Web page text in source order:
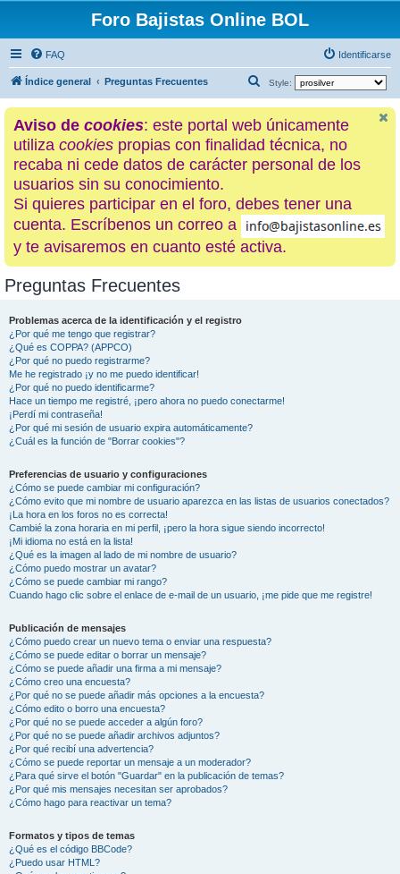
Foro Bajistas Online BOL
FAQ Identificarse
Índice general Preguntas Frecuentes Style:
u
c
a
Aviso de cookies: este portal web únicamente
utiliza cookies propias con finalidad técnica, no
recaba ni cede datos de carácter personal de los
usuarios sin su conocimiento.
Si quieres participar en el foro, debes tener una
cuenta. Escríbenos un correo a
y te avisaremos en cuanto esté activa.
Preguntas Frecuentes
Problemas acerca de la identificación y el registro
¿Por qué me tengo que registrar?
¿Qué es COPPA? (APPCO)
¿Por qué no puedo registrarme?
Me he registrado ¡y no me puedo identificar!
¿Por qué no puedo identificarme?
Hace un tiempo me registré, ¡pero ahora no puedo conectarme!
¡Perdí mi contraseña!
¿Por qué mi sesión de usuario expira automáticamente?
¿Cuál es la función de "Borrar cookies"?
Preferencias de usuario y configuraciones
¿Cómo se puede cambiar mi configuración?
¿Cómo evito que mi nombre de usuario aparezca en las listas de usuarios conectados?
¡La hora en los foros no es correcta!
Cambié la zona horaria en mi perfil, ¡pero la hora sigue siendo incorrecto!
¡Mi idioma no está en la lista!
¿Qué es la imagen al lado de mi nombre de usuario?
¿Cómo puedo mostrar un avatar?
¿Cómo se puede cambiar mi rango?
Cuando hago clic sobre el enlace de e-mail de un usuario, ¡me pide que me registre!
Publicación de mensajes
¿Cómo puedo crear un nuevo tema o enviar una respuesta?
¿Cómo se puede editar o borrar un mensaje?
¿Cómo se puede añadir una firma a mi mensaje?
¿Cómo creo una encuesta?
¿Por qué no se puede añadir más opciones a la encuesta?
¿Cómo edito o borro una encuesta?
¿Por qué no se puede acceder a algún foro?
¿Por qué no se puede añadir archivos adjuntos?
¿Por qué recibí una advertencia?
¿Cómo se puede reportar un mensaje a un moderador?
¿Para qué sirve el botón "Guardar" en la publicación de temas?
¿Por qué mis mensajes necesitan ser aprobados?
¿Cómo hago para reactivar un tema?
Formatos y tipos de temas
¿Qué es el código BBCode?
¿Puedo usar HTML?